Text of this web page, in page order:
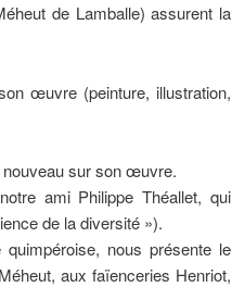
de Lamballe) assurent la
œuvre (peinture, illustration,
nouveau sur son œuvre.
ami Philippe Théallet, qui
de la diversité »).
quimpéroise, nous présente le
aux faïenceries Henriot,